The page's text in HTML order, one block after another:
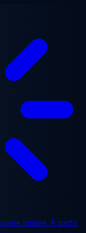
limitée. À partir